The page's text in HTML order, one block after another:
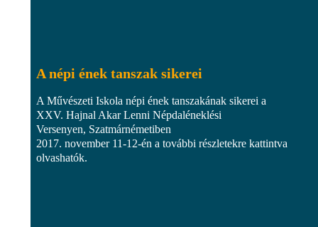
A népi ének tanszak sikerei
A Művészeti Iskola népi ének tanszakának sikerei a
XXV. Hajnal Akar Lenni Népdaléneklési
Versenyen, Szatmárnémetiben
2017. november 11-12-én a további részletekre kattintva
olvashatók.